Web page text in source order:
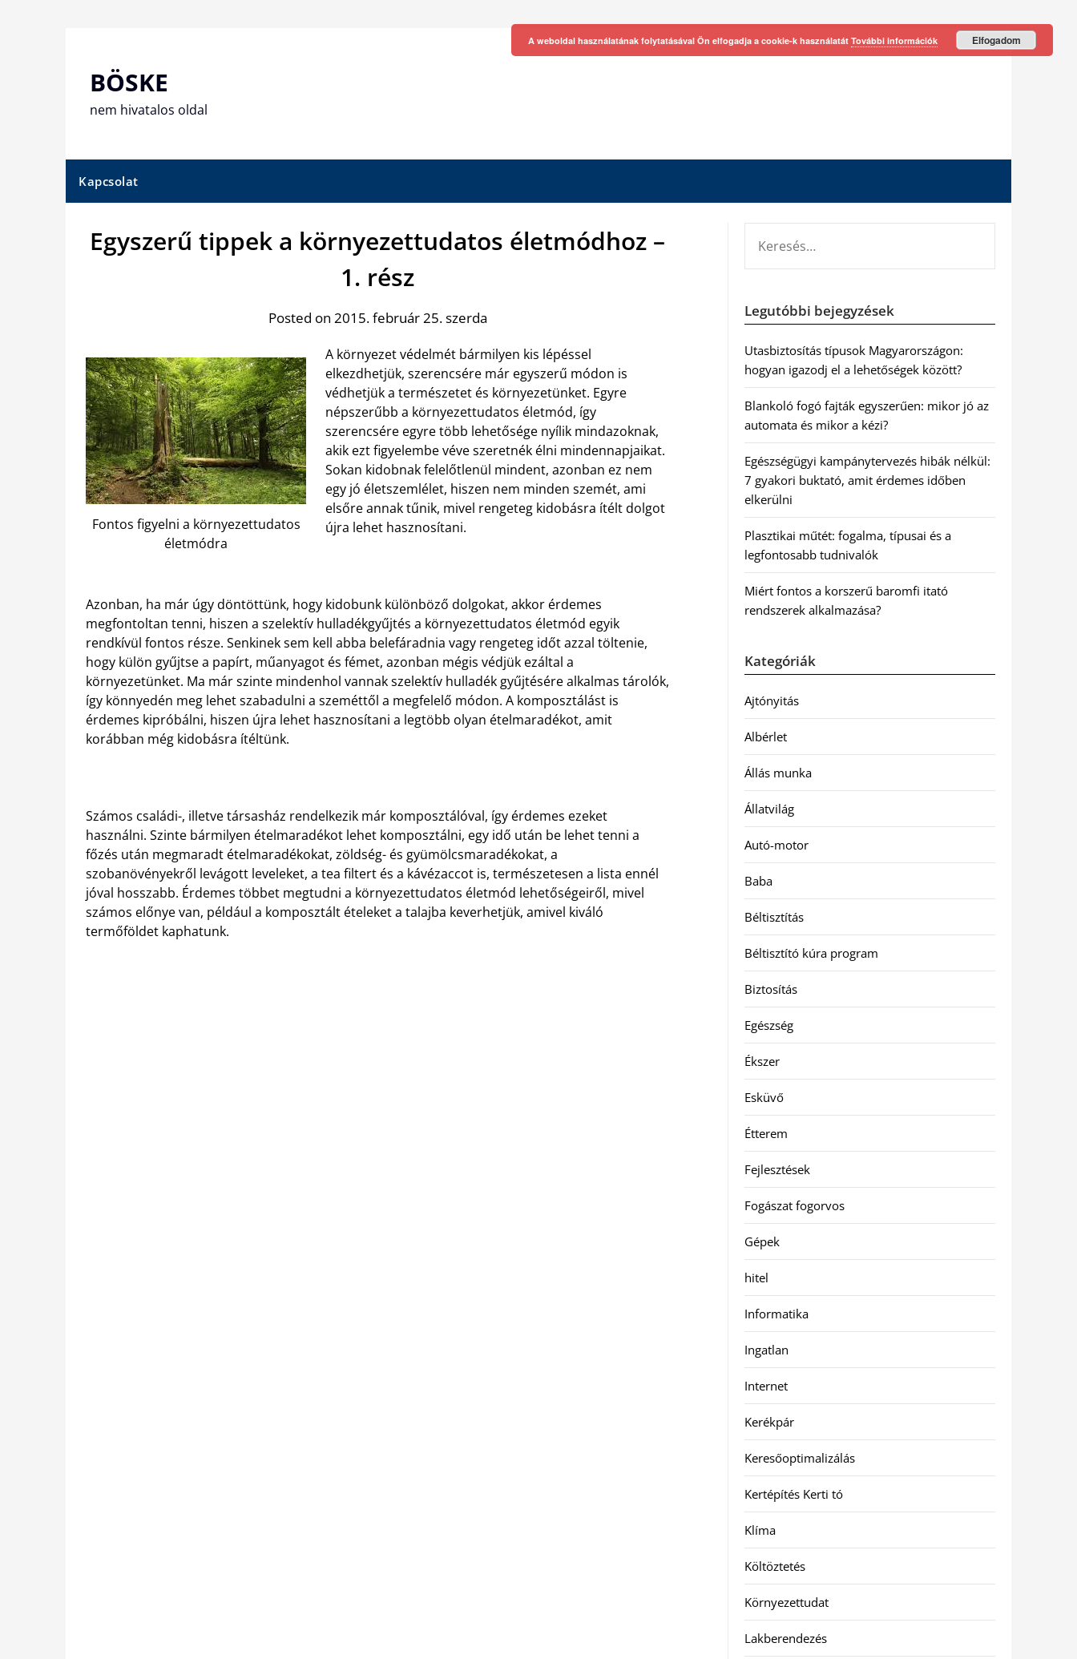
BÖSKE
nem hivatalos oldal
Kapcsolat
Egyszerű tippek a környezettudatos életmódhoz –
1. rész
Posted on 2015. február 25. szerda
Fontos figyelni a környezettudatos
életmódra
A környezet védelmét bármilyen kis lépéssel
elkezdhetjük, szerencsére már egyszerű módon is
védhetjük a természetet és környezetünket. Egyre
népszerűbb a környezettudatos életmód, így
szerencsére egyre több lehetősége nyílik mindazoknak,
akik ezt figyelembe véve szeretnék élni mindennapjaikat.
Sokan kidobnak felelőtlenül mindent, azonban ez nem
egy jó életszemlélet, hiszen nem minden szemét, ami
elsőre annak tűnik, mivel rengeteg kidobásra ítélt dolgot
újra lehet hasznosítani.
Azonban, ha már úgy döntöttünk, hogy kidobunk különböző dolgokat, akkor érdemes
megfontoltan tenni, hiszen a szelektív hulladékgyűjtés a környezettudatos életmód egyik
rendkívül fontos része. Senkinek sem kell abba belefáradnia vagy rengeteg időt azzal töltenie,
hogy külön gyűjtse a papírt, műanyagot és fémet, azonban mégis védjük ezáltal a
környezetünket. Ma már szinte mindenhol vannak szelektív hulladék gyűjtésére alkalmas tárolók,
így könnyedén meg lehet szabadulni a szeméttől a megfelelő módon. A komposztálást is
érdemes kipróbálni, hiszen újra lehet hasznosítani a legtöbb olyan ételmaradékot, amit
korábban még kidobásra ítéltünk.
Számos családi-, illetve társasház rendelkezik már komposztálóval, így érdemes ezeket
használni. Szinte bármilyen ételmaradékot lehet komposztálni, egy idő után be lehet tenni a
főzés után megmaradt ételmaradékokat, zöldség- és gyümölcsmaradékokat, a
szobanövényekről levágott leveleket, a tea filtert és a kávézaccot is, természetesen a lista ennél
jóval hosszabb. Érdemes többet megtudni a környezettudatos életmód lehetőségeiről, mivel
számos előnye van, például a komposztált ételeket a talajba keverhetjük, amivel kiváló
termőföldet kaphatunk.
Legutóbbi bejegyzések
Utasbiztosítás típusok Magyarországon:
hogyan igazodj el a lehetőségek között?
Blankoló fogó fajták egyszerűen: mikor jó az
automata és mikor a kézi?
Egészségügyi kampánytervezés hibák nélkül:
7 gyakori buktató, amit érdemes időben
elkerülni
Plasztikai műtét: fogalma, típusai és a
legfontosabb tudnivalók
Miért fontos a korszerű baromfi itató
rendszerek alkalmazása?
Kategóriák
Ajtónyitás
Albérlet
Állás munka
Állatvilág
Autó-motor
Baba
Béltisztítás
Béltisztító kúra program
Biztosítás
Egészség
Ékszer
Esküvő
Étterem
Fejlesztések
Fogászat fogorvos
Gépek
hitel
Informatika
Ingatlan
Internet
Kerékpár
Keresőoptimalizálás
Kertépítés Kerti tó
Klíma
Költöztetés
Környezettudat
Lakberendezés
A weboldal használatának folytatásával Ön elfogadja a cookie-k használatát További információk Elfogadom